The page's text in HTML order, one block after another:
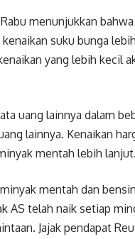
menunjukkan
suku bunga
yang lebih kecil
uang lainnya dalam
lainnya. Kenaikan
mentah lebih lanjut.
mentah dan
AS telah naik setiap
Jajak pendapat